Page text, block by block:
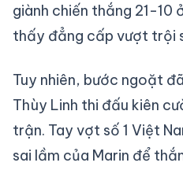
giành chiến thắng 21-10
thấy đẳng cấp vượt trội
Tuy nhiên, bước ngoặt
Thùy Linh thi đấu kiên
trận. Tay vợt số 1 Việt
sai lầm của Marin để